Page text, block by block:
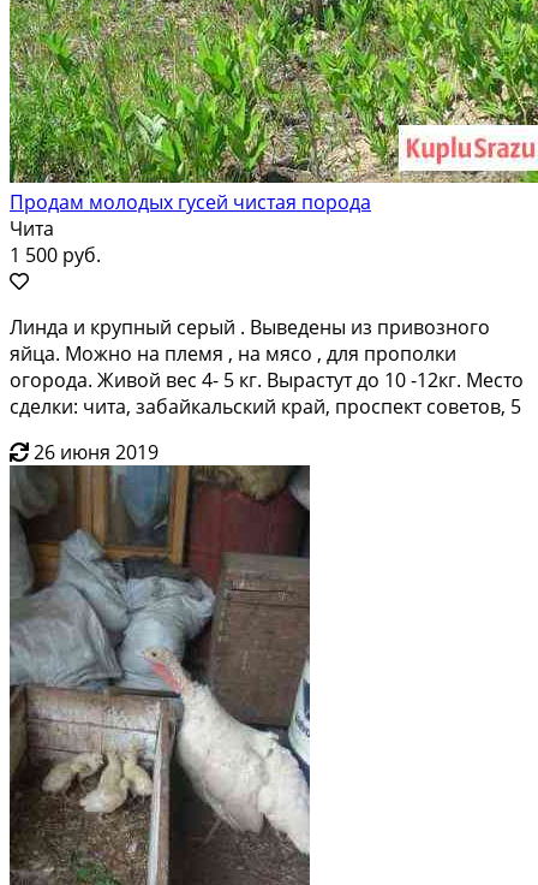
Продам молодых гусей чистая порода
Чита
1 500 руб.
Линда и крупный серый . Выведены из привозного
яйца. Можно на племя , на мясо , для прополки
огорода. Живой вес 4- 5 кг. Вырастут до 10 -12кг. Место
сделки: чита, забайкальский край, проспект советов, 5
26 июня 2019